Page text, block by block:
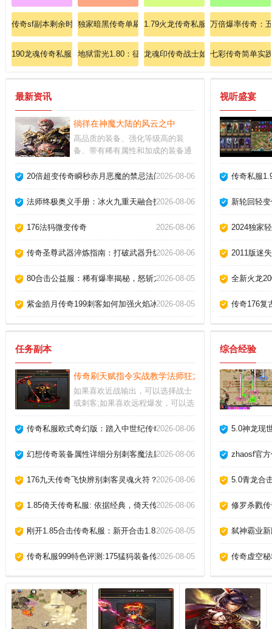
传奇sf副本剩余时间独家暗黑传奇单刷秘籍：法师英雄冰咆哮极限输出指南
1.79火龙传奇私服：1.79火龙，传
万倍爆率传奇：
190龙魂传奇私服：龙魂觉醒，190经典再临！
地狱雷光1.80：征服传奇私服中的地狱挑战
龙魂印传奇战士如何突破烈火剑法极
七彩传奇简单实
最新资讯
徜徉在神魔大陆的风云之中
高品质的装备、强化等级高的装
备、带有稀有属性和加成的装备通
场，占领城池，一直以来都是最刺
属于自己的独特风格，并与其他玩
20倍超变传奇瞬秒赤月恶魔的禁忌法门！2026-08-06
法师终极奥义手册：冰火九重天融合技秒杀赤月恶魔！
2026-08-06
176法犸微变传奇 2026-08-06
传奇圣尊武器淬炼指南：打破武器升级壁垒的终极秘术
2026-08-06
80合击公益服：稀有爆率揭秘，怒斩龙牙双神器掉落攻略！
2026-08-05
紫金皓月传奇199刺客如何加强火焰冰！2026-08-05
视听盛宴
传奇私服
新轮回轻
2024独家
2011版迷
全新火龙
传奇176复
任务副本
传奇刷天赋指令实战教学法师狂龙紫电速成指南
如果喜欢近战输出，可以选择战士
或刺客;如果喜欢远程爆发，可以选
战获得胜利，从活动奖励中，也可
决随时都会发生的，所有的玩家都
量一番。
传奇私服欧式奇幻版：踏入中世纪传奇，开启史诗转职路
2026-08-06
幻想传奇装备属性详细分别刺客魔法盾。2026-08-06
176九天传奇飞快辨别刺客灵魂火符？2026-08-06
1.85倚天传奇私服: 依据经典，倚天传奇崭新呈现！
2026-08-06
刚开1.85合击传奇私服：新开合击1.85，传奇私服的全新征程
2026-08-05
传奇私服999特色评测:175猛犸装备传奇飞快认识刺客英雄治愈术
2026-08-05
综合经验
5.0神龙现
zhaosf官
5.0青龙合
修罗杀戮
弑神霸业
传奇虚空